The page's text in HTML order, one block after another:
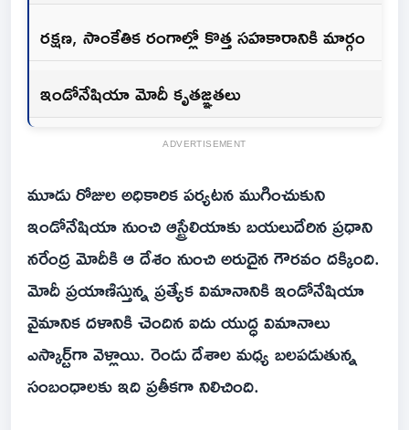
రక్షణ, సాంకేతిక రంగాల్లో కొత్త సహకారానికి మార్గం
ఇండోనేషియా మోదీ కృతజ్ఞతలు
ADVERTISEMENT
మూడు రోజుల అధికారిక పర్యటన ముగించుకుని
ఇండోనేషియా నుంచి ఆస్ట్రేలియాకు బయలుదేరిన ప్రధాని
నరేంద్ర మోదీకి ఆ దేశం నుంచి అరుదైన గౌరవం దక్కింది.
మోదీ ప్రయాణిస్తున్న ప్రత్యేక విమానానికి ఇండోనేషియా
వైమానిక దళానికి చెందిన ఐదు యుద్ధ విమానాలు
ఎస్కార్ట్‌గా వెళ్లాయి. రెండు దేశాల మధ్య బలపడుతున్న
సంబంధాలకు ఇది ప్రతీకగా నిలిచింది.